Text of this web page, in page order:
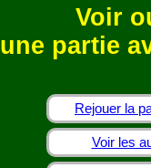
Voir
une partie
Rejouer la
Voir les